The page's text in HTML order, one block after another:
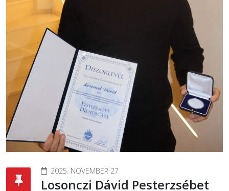
2025. NOVEMBER 27
Losonczi Dávid Pesterzsébet